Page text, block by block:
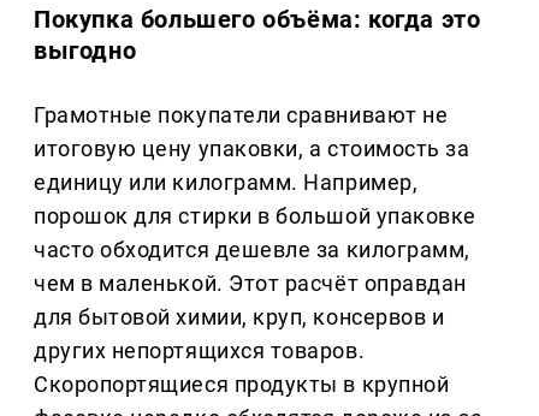
Покупка большего объёма: когда это
выгодно
Грамотные покупатели сравнивают не
итоговую цену упаковки, а стоимость за
единицу или килограмм. Например,
порошок для стирки в большой упаковке
часто обходится дешевле за килограмм,
чем в маленькой. Этот расчёт оправдан
для бытовой химии, круп, консервов и
других непортящихся товаров.
Скоропортящиеся продукты в крупной